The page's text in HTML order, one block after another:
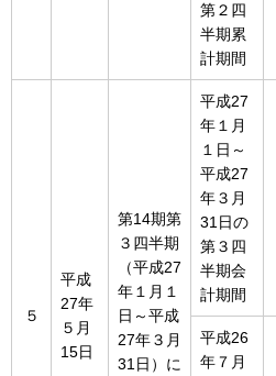
第２四
半期累
計期間
５
平成
27年
５月
15日
第14期第
３四半期
（平成27
年１月１
日～平成
27年３月
31日）に
平成27
年１月
１日～
平成27
年３月
31日の
第３四
半期会
計期間
平成26
年７月